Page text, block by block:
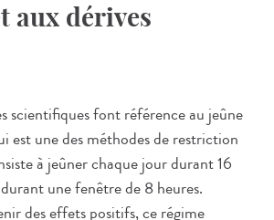
aux dérives
scientifiques font référence au jeûne
une des méthodes de restriction
à jeûner chaque jour durant 16
une fenêtre de 8 heures.
des effets positifs, ce régime